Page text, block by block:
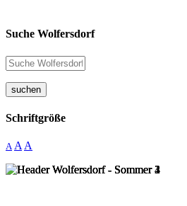
Suche Wolfersdorf
suchen
Schriftgröße
A A A